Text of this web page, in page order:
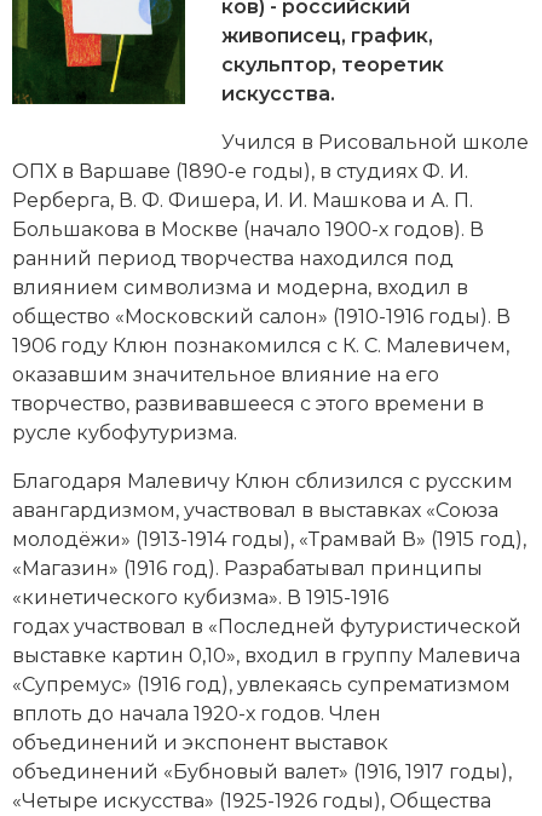
Генеалогия, геральдика
Государство и право
Империи
Историческая география и топонимика
История материальной и духовной культуры
История международных отношений
История, философия, теория и методология
исторического знания
Латинская Америка
Новая история
Новейшая история
Нумизматика
Образование
Общественные объединения и организации
ков) - российский
живописец, график,
скульптор, теоретик
искусства.
Учился в Рисовальной школе
ОПХ в Варшаве (1890-е годы), в студиях Ф. И.
Рерберга, В. Ф. Фишера, И. И. Маш­ко­ва и А. П.
Большакова в Москве (начало 1900-х годов). В
ранний период творчества находился под
влиянием символизма и модерна, входил в
общество «Московский салон» (1910-1916 годы). В
1906 году Клюн познакомился с К. С. Ма­ле­ви­чем,
оказавшим значительное влияние на его
творчество, развивавшееся с этого времени в
русле кубофутуризма.
Благодаря Малевичу Клюн сблизился с русским
авангардизмом, участвовал в выставках «Союза
молодёжи» (1913-1914 годы), «Трамвай В» (1915 год),
«Магазин» (1916 год). Разрабатывал принципы
«кинетического кубизма». В 1915-1916
годах участвовал в «Последней футуристической
выставке картин 0,10», входил в группу Малевича
«Супремус» (1916 год), увлекаясь супрематизмом
вплоть до начала 1920-х годов. Член
объединений и экспонент выставок
объединений «Буб­но­вый ва­лет» (1916, 1917 годы),
«Четыре искусства» (1925-1926 годы), Общества